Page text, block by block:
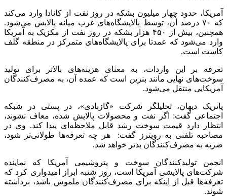
آمریکا، حدود چهار میلیون بشکه در روز نفت از کانادا وارد می‌کند
که ۷۰ درصد آن، توسط پالایشگاه‌های غرب میانه پالایش می‌شود.
همچنین، بیش از ۴۵۰ هزار بشکه در روز نفت از مکزیک به آمریکا
وارد می‌شود که عمدتا برای پالایشگاه‌های متمرکز در منطقه گلف
کاست است.
تعرفه بر این واردات، به معنای هزینه‌های بالاتر برای تولید
سوخت‌های نهایی مانند بنزین است که عمده آن، به مصرف‌کنندگان
آمریکایی منتقل می‌شود.
پاتریک دیهان، تحلیلگر شرکت «گازبادی»، در پستی در شبکه
اجتماعی گفت: اگر نفت و محصولات پالایش شده، معاف نشوند،
انتظار دارد قیمت سوخت رشد قابل ملاحظه‌ای پیدا کند. وی در
مصاحبه تلفنی به رویترز گفت: هر چه تعرفه‌ها طولانی‌تر شود،
ضربه به مصرف‌کنندگان بدتر خواهد شد.
انجمن تولیدکنندگان سوخت و پتروشیمی آمریکا که نماینده
شرکت‌های پالایشی آمریکا است، روز شنبه ابراز امیدواری کرد که
تعرفه‌ها قبل از اینکه برای مصرف‌کنندگان ملموس باشد، برداشته
شوند.